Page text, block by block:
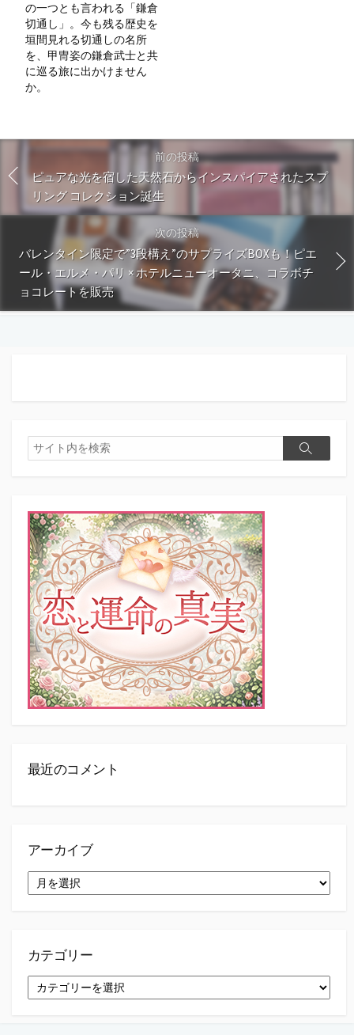
の一つとも言われる「鎌倉
切通し」。今も残る歴史を
垣間見れる切通しの名所
を、甲冑姿の鎌倉武士と共
に巡る旅に出かけません
か。
前の投稿
ピュアな光を宿した天然石からインスパイアされたスプ
リング コレクション誕生
次の投稿
バレンタイン限定で”3段構え”のサプライズBOXも！ピエ
ール・エルメ・パリ × ホテルニューオータニ、コラボチ
ョコレートを販売
検
索
検
最近のコメント
アーカイブ
ー
カテゴリー
テ